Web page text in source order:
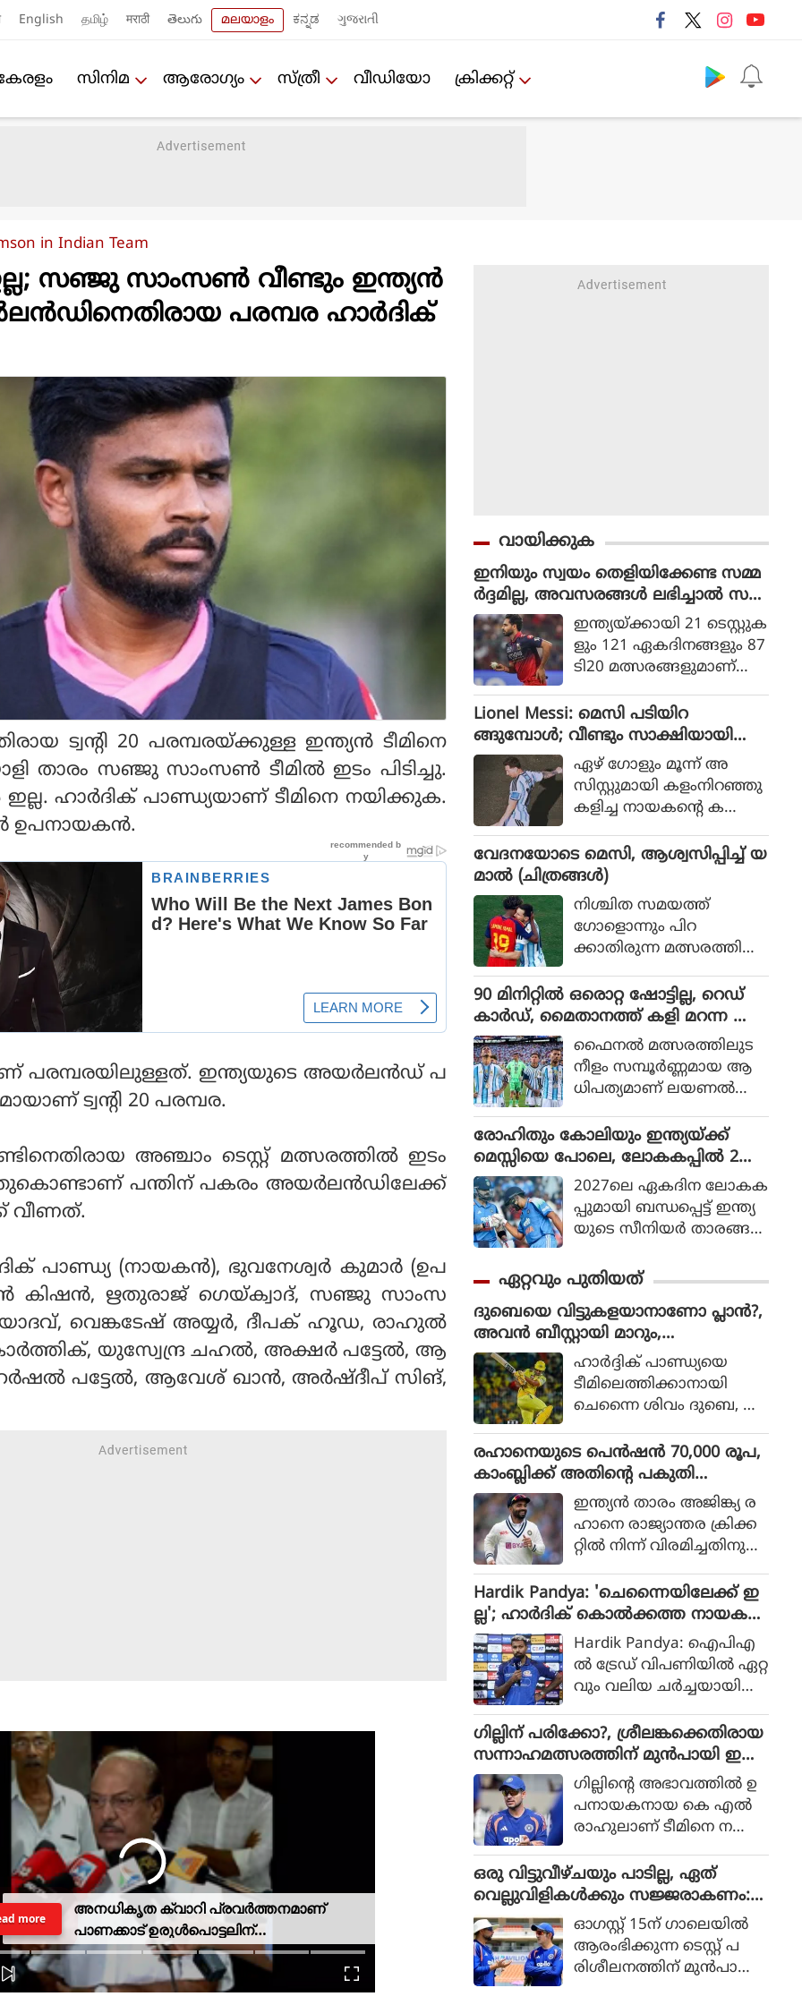
English தமிழ் मराठी తెలుగు മലയാളം ಕನ್ನಡ ગુજરાતી
സിനിമ ആരോഗ്യം സ്ത്രീ വീഡിയോ ക്രിക്കറ്റ്‌
in Indian Team
സഞ്ജു സാംസണ്‍ വീണ്ടും ഇന്ത്യന്‍
പരമ്പര ഹാര്‍ദിക്
ട്വന്റി 20 പരമ്പരയ്ക്കുള്ള ഇന്ത്യന്‍ ടീമിനെ
താരം സഞ്ജു സാംസണ്‍ ടീമില്‍ ഇടം പിടിച്ചു.
ഇല്ല. ഹാര്‍ദിക് പാണ്ഡ്യയാണ് ടീമിനെ നയിക്കുക.
ഉപനായകന്‍.
പരമ്പരയിലുള്ളത്. ഇന്ത്യയുടെ അയര്‍ലന്‍ഡ് പ
ട്വന്റി 20 പരമ്പര.
അഞ്ചാം ടെസ്റ്റ് മത്സരത്തില്‍ ഇടം
പന്തിന് പകരം അയര്‍ലന്‍ഡിലേക്ക്
വീണത്.
പാണ്ഡ്യ (നായകന്‍), ഭുവനേശ്വര്‍ കുമാര്‍ (ഉപ
കിഷന്‍, ഋതുരാജ് ഗെയ്ക്വാദ്, സഞ്ജു സാംസ
വെങ്കടേഷ് അയ്യര്‍, ദീപക് ഹൂഡ, രാഹുല്‍
കാര്‍ത്തിക്, യുസ്വേന്ദ്ര ചഹല്‍, അക്ഷര്‍ പട്ടേല്‍, ആ
പട്ടേല്‍, ആവേശ് ഖാന്‍, അര്‍ഷ്ദീപ് സിങ്,
അനധികൃത ക്വാറി പ്രവര്‍ത്തനമാണ്
പാണക്കാട് ഉരുള്‍പൊട്ടലിന്
കാരണമായതെന്ന് മന്ത്രി പികെ
more
വായിക്കുക
ഇനിയും സ്വയം തെളിയിക്കേണ്ട സമ്മ
ർദ്ദമില്ല, അവസരങ്ങൾ ലഭിച്ചാൽ സ
ന്തോഷം അത്രമാത്രം : ഭുവനേശ്വർ
കുമാർ
ഇന്ത്യയ്ക്കായി 21 ടെസ്റ്റുക
ളും 121 ഏകദിനങ്ങളും 87
ടി20 മത്സരങ്ങളുമാണ്
ളിച്ചിട്ടുള്ളത്.
Lionel Messi: മെസി പടിയിറ
ങ്ങുമ്പോൾ; വീണ്ടും സാക്ഷിയായി
മെറ്റ്‌ലൈഫ് ഏഴ് ഗോളും മൂന്ന് അ
സിസ്റ്റുമായി കളംനിറഞ്ഞു
കളിച്ച നായകന്റെ ക
36 വർഷങ്ങൾക്കു ശേഷം
വിശ്വകിരീടം
വേദനയോടെ മെസി, ആശ്വസിപ്പിച്ച് യ
മാൽ (ചിത്രങ്ങൾ)
നിശ്ചിത സമയത്ത്
ഗോളൊന്നും പിറ
ക്കാതിരുന്ന മത്സരത്തിൽ
സ്‌പെയിൻ ഗോൾ നേടിയ
ത്
90 മിനിറ്റിൽ ഒരൊറ്റ ഷോട്ടില്ല, റെഡ്
കാർഡ്, മൈതാനത്ത് കളി മറന്ന അർ
ജൻ്റീന, സ്പെയിനിന് മാത്രം അർഹത
പ്പെട്ട കിരീടം
ഫൈനല്‍ മത്സരത്തിലുട
നീളം സമ്പൂര്‍ണ്ണമായ ആ
ധിപത്യമാണ് ലയണല്‍
യുടെ മുകളില്‍ സ്‌പെയിന്‍
ചെലുത്തിയത്.
രോഹിതും കോലിയും ഇന്ത്യയ്ക്ക്
മെസ്സിയെ പോലെ, ലോകകപ്പിൽ 2
പേരും കളിക്കണമെന്ന് മുഹമ്മദ്
കൈഫ്
2027ലെ ഏകദിന ലോകക
പ്പുമായി ബന്ധപ്പെട്ട് ഇന്ത്യ
യുടെ സീനിയര്‍ താരങ്ങ
യുടെയും വിരാട്
കോലിയുടെയും ഭാവിയെ
സംബന്ധിച്ചുള്ള ചര്‍ച്ചകള്‍
കൊഴുക്കുന്നതിനിടെ വിഷ
യത്തില്‍ പ്രതികരണ
വുമായി മുന്‍ ഇന്ത്യന്‍
താരം മുഹമ്മദ് കൈഫ്.
ഏറ്റവും പുതിയത്
ദുബെയെ വിട്ടുകളയാനാണോ പ്ലാൻ?,
അവൻ ബീസ്റ്റായി മാറും,
ചെന്നൈയ്ക്ക് മുന്നറിയിപ്പ് നൽകി അ
ശ്വിൻ
ഹാര്‍ദ്ദിക് പാണ്ഡ്യയെ
ടീമിലെത്തിക്കാനായി
ചെന്നൈ ശിവം ദുബെ, ഖ
ങ്ങളെ വിട്ടുനല്‍കുമെന്ന്
കഴിഞ്ഞ ദിവസങ്ങളില്‍
റിപ്പോര്‍ട്ടുക
ളുണ്ടായിരുന്നു. എന്നാല്‍
ചെന്നൈ ദുബെയെ
കൈവിട്ടാല്‍ അതൊരു വ
ലിയ നഷ്ടമാകുമെന്നാണ്
മുന്‍ ചെന്നൈ സൂപ്പര്‍
കിങ്ങ്‌സ് താരം കൂടിയായ
ആര്‍ അശ്വിന്‍ പറയുന്നത്.
രഹാനെയുടെ പെൻഷൻ 70,000 രൂപ,
കാംബ്ലിക്ക് അതിന്റെ പകുതി
പോലുമില്ല; കാരണം ഇതാണ്
ഇന്ത്യൻ താരം അജിങ്ക്യ ര
ഹാനെ രാജ്യാന്തര ക്രിക്ക
റ്റിൽ നിന്ന് വിരമിച്ചതിനു
യുടെ പെൻഷൻ സമ്പ്ര
ദായമാണ് സമൂഹമാധ്യമ
ങ്ങളിൽ ചർച്ച. ര
ഹാനെയ്ക്ക് ബിസിസിഐ
യുടെ 70,000 രൂപയാണ് പ്ര
തിമാസ പെൻഷൻ ആയി
ലഭിക്കുകയെന്ന് നേരത്തെ
റിപ്പോർട്ടുക
ളുണ്ടായിരുന്നു.
Hardik Pandya: 'ചെന്നൈയിലേക്ക് ഇ
ല്ല'; ഹാർദിക് കൊൽക്കത്ത നായക
ൻ?
Hardik Pandya: ഐപിഎ
ൽ ട്രേഡ് വിപണിയിൽ ഏറ്റ
വും വലിയ ചർച്ചയായി
ന്ത്യയുടെ ഓൾറൗണ്ടർ
ഹാർദിക് പാണ്ഡ്യ. നില
വിൽ മുംബൈ ഇന്ത്യൻ
നായകനായ ഹാർദിക് അ
ടുത്ത സീസണിൽ മറ്റൊരു
ടീമിനൊപ്പമായിരിക്കുമെന്ന്
ഏറെക്കുറെ ഉറപ്പായി. എ
ന്നാൽ ആ ടീം ഏ
തായിരിക്കും?
ഗില്ലിന് പരിക്കോ?, ശ്രീലങ്കക്കെതിരായ
സന്നാഹമത്സരത്തിന് മുൻപായി ഇന്ത്യ
ക്ക് കനത്ത തിരിച്ചടിഗില്ലിന്റെ അഭാവത്തില്‍ ഉ
പനായകനായ കെ എല്‍
രാഹുലാണ് ടീമിനെ ന
ന്ന നെറ്റ്‌സ്
പ്രാക്ടീസിനിടെയാണ്
ഗില്ലിന്റെ വിരലിന് പ
രിക്കേറ്റത്.
ഒരു വിട്ടുവീഴ്ചയും പാടില്ല, ഏത്
വെല്ലുവിളികൾക്കും സജ്ജരാകണം:
ശ്രീലങ്കൻ പരമ്പരയ്ക്ക് മുൻപെ ക
ളിക്കാർക്ക് മുന്നറിയിപ്പുമായി ഗംഭീർ
ഓഗസ്റ്റ് 15ന് ഗാലെയില്‍
ആരംഭിക്കുന്ന ടെസ്റ്റ് പ
രിശീലനത്തിന് മുന്‍പായി